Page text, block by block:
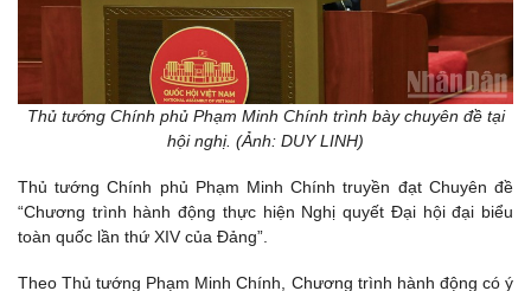
Thủ tướng Chính phủ Phạm Minh Chính trình bày chuyên đề tại
hội nghị. (Ảnh: DUY LINH)
Thủ tướng Chính phủ Phạm Minh Chính truyền đạt Chuyên đề
“Chương trình hành động thực hiện Nghị quyết Đại hội đại biểu
toàn quốc lần thứ XIV của Đảng”.
Theo Thủ tướng Phạm Minh Chính, Chương trình hành động có ý